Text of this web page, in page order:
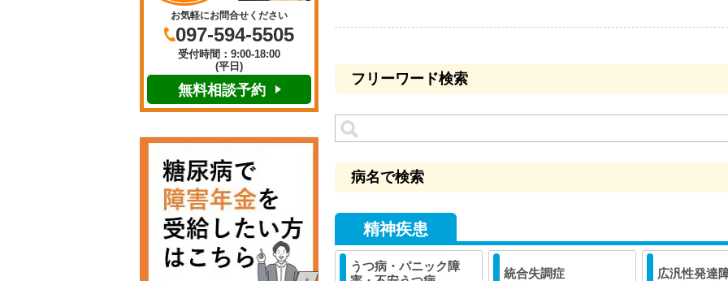
フリーワード検索
病名で検索
精神疾患
うつ病・パニック障
統合失調症 広汎性発達
お気軽にお問合せください
097-594-5505
受付時間：9:00-18:00
(平日)
無料相談予約